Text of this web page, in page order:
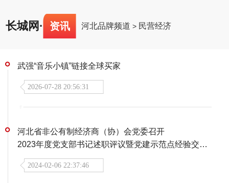
长城网 · 资讯 河北品牌频道 > 民营经济
武强“音乐小镇”链接全球买家
2026-07-28 20:56:31
河北省非公有制经济商（协）会党委召开
2023年度党支部书记述职评议暨党建示范点经验交流会
2024-02-06 22:37:46